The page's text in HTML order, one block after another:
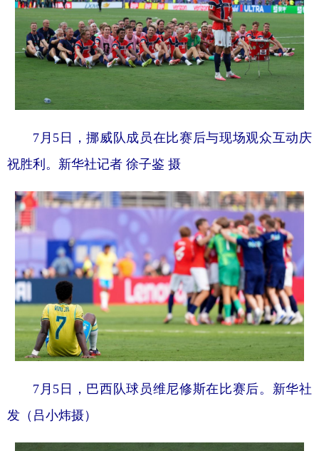
7月5日，挪威队成员在比赛后与现场观众互动庆
祝胜利。新华社记者 徐子鉴 摄
7月5日，巴西队球员维尼修斯在比赛后。新华社
发（吕小炜摄）